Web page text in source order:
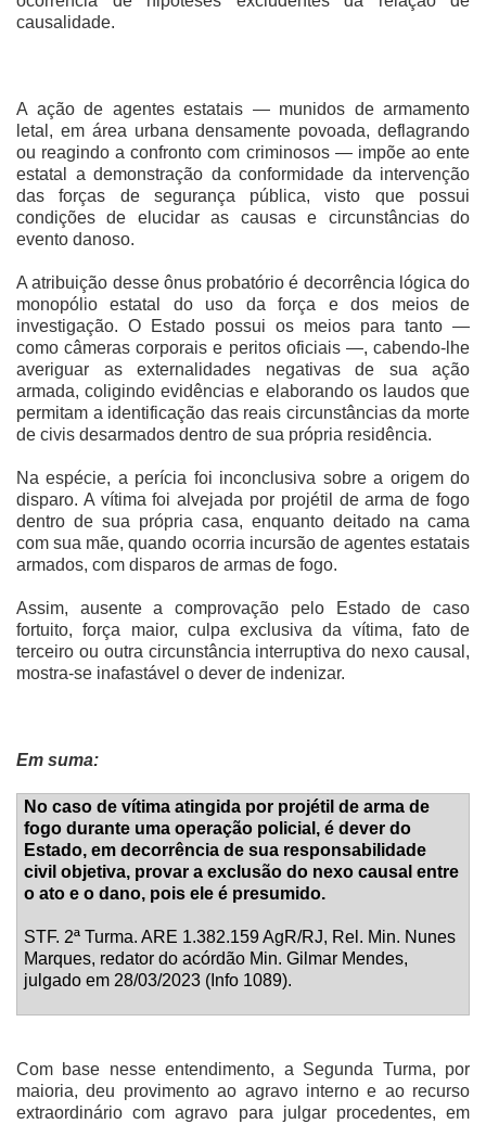
causalidade.
A ação de agentes estatais — munidos de armamento
letal, em área urbana densamente povoada, deflagrando
ou reagindo a confronto com criminosos — impõe ao ente
estatal a demonstração da conformidade da intervenção
das forças de segurança pública, visto que possui
condições de elucidar as causas e circunstâncias do
evento danoso.
A atribuição desse ônus probatório é decorrência lógica do
monopólio estatal do uso da força e dos meios de
investigação. O Estado possui os meios para tanto —
como câmeras corporais e peritos oficiais —, cabendo-lhe
averiguar as externalidades negativas de sua ação
armada, coligindo evidências e elaborando os laudos que
permitam a identificação das reais circunstâncias da morte
de civis desarmados dentro de sua própria residência.
Na espécie, a perícia foi inconclusiva sobre a origem do
disparo. A vítima foi alvejada por projétil de arma de fogo
dentro de sua própria casa, enquanto deitado na cama
com sua mãe, quando ocorria incursão de agentes estatais
armados, com disparos de armas de fogo.
Assim, ausente a comprovação pelo Estado de caso
fortuito, força maior, culpa exclusiva da vítima, fato de
terceiro ou outra circunstância interruptiva do nexo causal,
mostra-se inafastável o dever de indenizar.
Em suma:
No caso de vítima atingida por projétil de arma de
fogo durante uma operação policial, é dever do
Estado, em decorrência de sua responsabilidade
civil objetiva, provar a exclusão do nexo causal entre
o ato e o dano, pois ele é presumido.
STF. 2ª Turma. ARE 1.382.159 AgR/RJ, Rel. Min. Nunes
Marques, redator do acórdão Min. Gilmar Mendes,
julgado em 28/03/2023 (Info 1089).
Com base nesse entendimento, a Segunda Turma, por
maioria, deu provimento ao agravo interno e ao recurso
extraordinário com agravo para julgar procedentes, em